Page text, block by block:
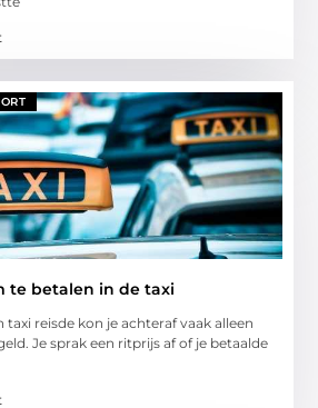
te betalen in de taxi
taxi reisde kon je achteraf vaak alleen
Je sprak een ritprijs af of je betaalde